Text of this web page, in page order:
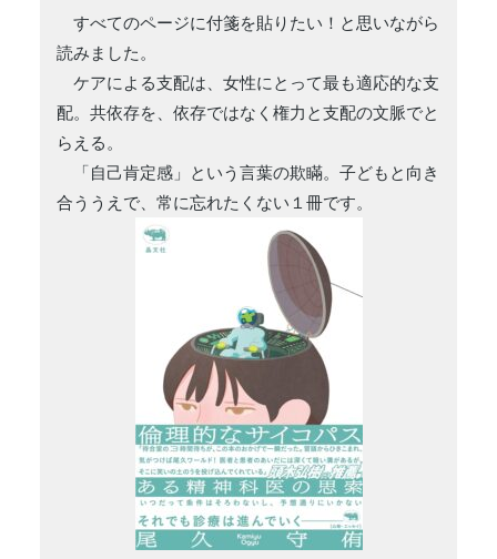
すべてのページに付箋を貼りたい！と思いながら
読みました。
ケアによる支配は、女性にとって最も適応的な支
配。共依存を、依存ではなく権力と支配の文脈でと
らえる。
「自己肯定感」という言葉の欺瞞。子どもと向き
合ううえで、常に忘れたくない１冊です。